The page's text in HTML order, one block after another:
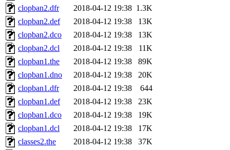
clopban2.dfr
2018-04-12 19:38 1.3K
clopban2.def
2018-04-12 19:38
13K
clopban2.dco
2018-04-12 19:38
13K
clopban2.dcl
2018-04-12 19:38
11K
clopban1.the
2018-04-12 19:38
89K
clopban1.dno
2018-04-12 19:38
20K
clopban1.dfr
2018-04-12 19:38
644
clopban1.def
2018-04-12 19:38
23K
clopban1.dco
2018-04-12 19:38
19K
clopban1.dcl
2018-04-12 19:38
17K
classes2.the
2018-04-12 19:38
37K